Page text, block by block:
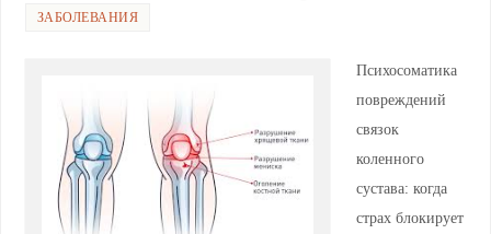
ЗАБОЛЕВАНИЯ
Психосоматика
повреждений
связок
коленного
сустава: когда
страх блокирует